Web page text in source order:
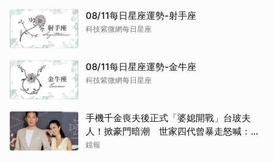
08/11每日星座運勢-射手座
科技紫微網每日星座
08/11每日星座運勢-金牛座
科技紫微網每日星座
手機千金喪夫後正式「婆媳開戰」台玻夫
人！掀豪門暗潮 世家四代曾暴走怒喊：我
只是一個年輕人
鏡報